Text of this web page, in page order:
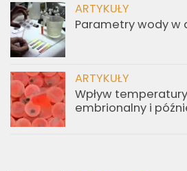
ARTYKUŁY
Parametry wody w
ARTYKUŁY
Wpływ
embrionalny i